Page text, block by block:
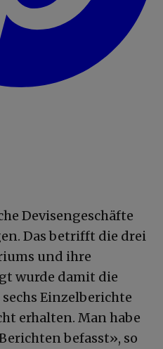
Devisengeschäfte
Das betrifft die drei
und ihre
wurde damit die
Einzelberichte
erhalten. Man habe
befasst», so